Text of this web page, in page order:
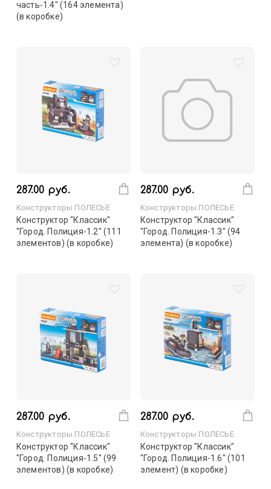
часть-1.4" (164 элемента)
(в коробке)
287.00 руб.
Конструкторы ПОЛЕСЬЕ
Конструктор "Классик"
"Город. Полиция-1.2" (111
элементов) (в коробке)
287.00 руб.
Конструкторы ПОЛЕСЬЕ
Конструктор "Классик"
"Город. Полиция-1.3" (94
элемента) (в коробке)
287.00 руб.
Конструкторы ПОЛЕСЬЕ
Конструктор "Классик"
"Город. Полиция-1.5" (99
элементов) (в коробке)
287.00 руб.
Конструкторы ПОЛЕСЬЕ
Конструктор "Классик"
"Город. Полиция-1.6" (101
элемент) (в коробке)